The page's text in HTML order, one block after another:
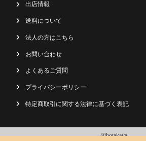
出店情報
送料について
法人の方はこちら
お問い合わせ
よくあるご質問
プライバシーポリシー
特定商取引に関する法律に基づく表記
@hotakaya